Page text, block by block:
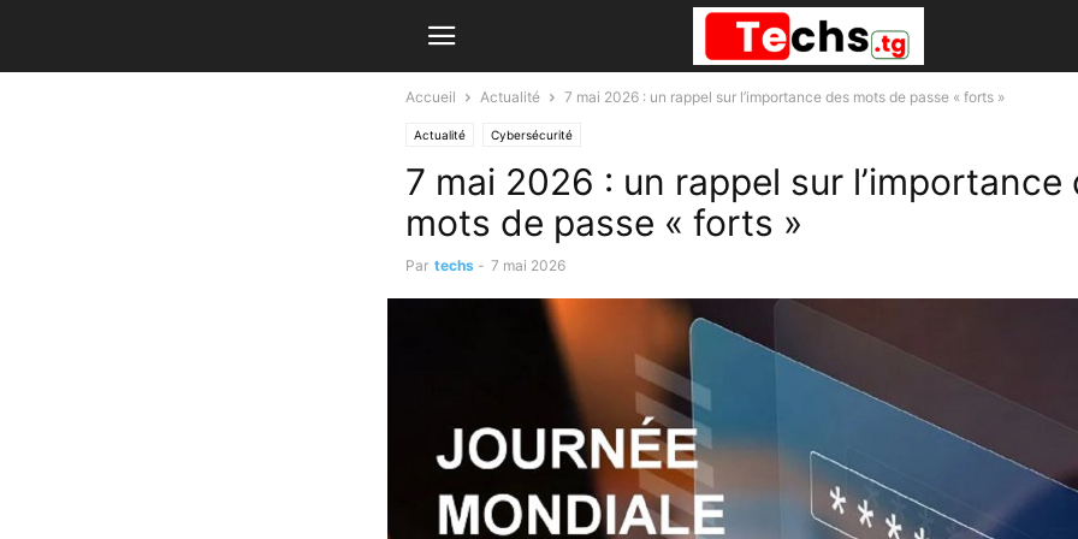
Accueil Actualité 7 mai 2026 : un rappel sur l’importance des mots de passe « forts »
Actualité Cybersécurité
7 mai 2026 : un rappel sur l’importance
mots de passe « forts »
Par techs - 7 mai 2026